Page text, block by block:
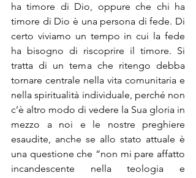
ha timore di Dio, oppure che chi ha
timore di Dio è una persona di fede. Di
certo viviamo un tempo in cui la fede
ha bisogno di riscoprire il timore. Si
tratta di un tema che ritengo debba
tornare centrale nella vita comunitaria e
nella spiritualità individuale, perché non
c’è altro modo di vedere la Sua gloria in
mezzo a noi e le nostre preghiere
esaudite, anche se allo stato attuale è
una questione che “non mi pare affatto
incandescente nella teologia e